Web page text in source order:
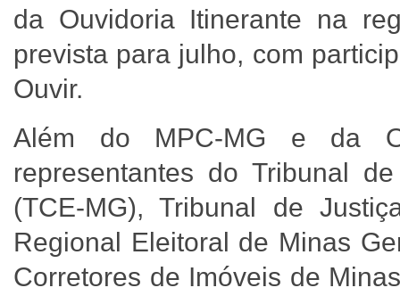
da Ouvidoria Itinerante na
prevista para julho, com
Ouvir.
Além do MPC-MG e da
representantes do Tribunal
(TCE-MG), Tribunal de
Regional Eleitoral de Minas
Corretores de Imóveis de